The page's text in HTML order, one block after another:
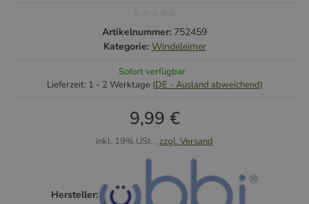
Artikelnummer: 752459
Kategorie: Windeleimer
Sofort verfügbar
Lieferzeit: 1 - 2 Werktage (DE - Ausland abweichend)
9,99 €
inkl. 19% USt. , zzgl. Versand
Hersteller: